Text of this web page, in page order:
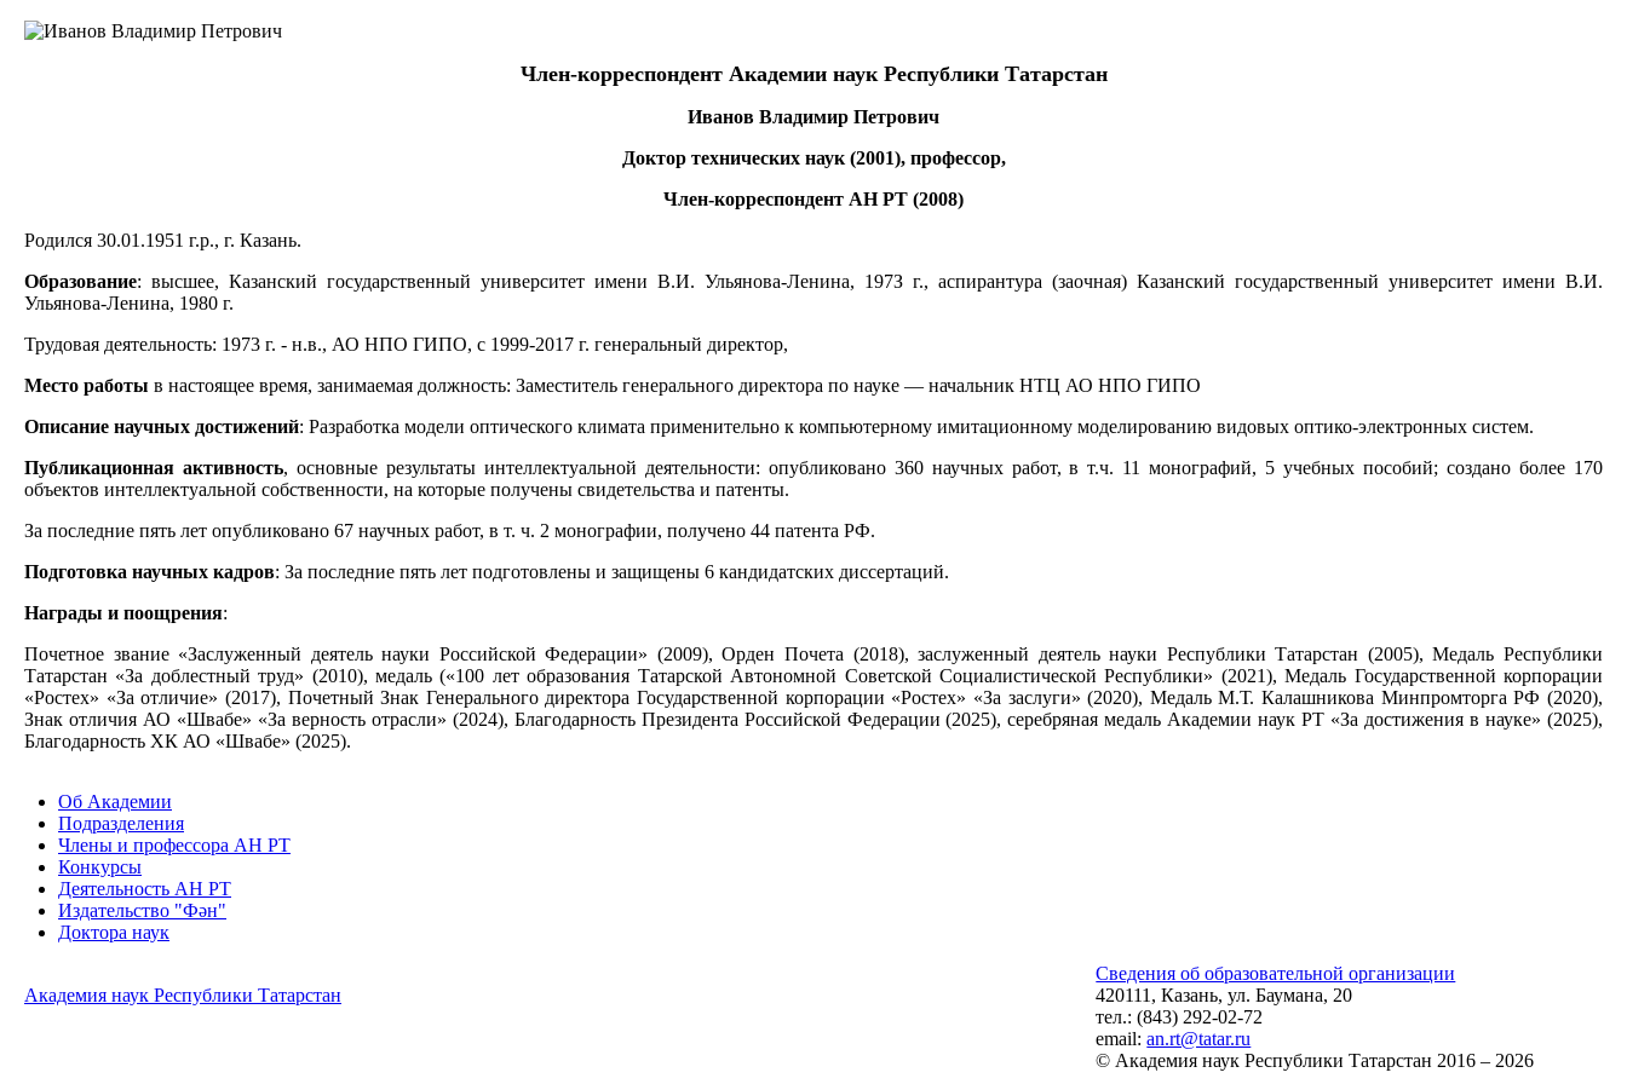
Член-корреспондент Академии наук Республики Татарстан
Иванов Владимир Петрович
Доктор технических наук (2001), профессор,
Член-корреспондент АН РТ (2008)
Родился 30.01.1951 г.р., г. Казань.
Образование: высшее, Казанский государственный университет имени В.И. Ульянова-Ленина, 197З г., аспирантура (заочная) Казанский государственный университет имени В.И.
Ульянова-Ленина, 1980 г.
Трудовая деятельность: 1973 г. - н.в., АО НПО ГИПО, с 1999-2017 г. генеральный директор,
Местo работы в настоящее время, занимаемая должность: Заместитель генерального директора по науке — начальник НТЦ АО НПО ГИПО
Описание научных достижений: Разработка модели оптического климата применительно к компьютерному имитационному моделированию видовых оптико-электронных систем.
Публикационная активность, основные результаты интеллектуальной деятельности: опубликовано 360 научных работ, в т.ч. 11 монографий, 5 учебных пособий; создано более 170
объектов интеллектуальной собственности, на которые получены свидетельства и патенты.
За последние пять лет опубликовано 67 научных работ, в т. ч. 2 монографии, получено 44 патента РФ.
Подготовка научных кадров: За последние пять лет подготовлены и защищены 6 кандидатских диссертаций.
Награды и поощрения:
Почетное звание «Заслуженный деятель науки Российской Федерации» (2009), Орден Почета (2018), заслуженный деятель науки Республики Татарстан (2005), Медаль Республики
Татарстан «За доблестный труд» (2010), медаль («100 лет образования Татарской Автономной Советской Социалистической Республики» (2021), Медаль Государственной корпорации
«Ростех» «За отличие» (2017), Почетный Знак Генерального директора Государственной корпорации «Ростех» «За заслуги» (2020), Медаль М.Т. Калашниковa Минпромторга РФ (2020),
Знак отличия АО «Швабе» «За верность отрасли» (2024), Благодарность Президента Российской Федерации (2025), серебряная медаль Академии наук РТ «За достижения в науке» (2025),
Благодарность ХК АО «Швабе» (2025).
Об Академии
Подразделения
Члены и профессора АН РТ
Конкурсы
Деятельность АН РТ
Издательство "Фән"
Доктора наук
Академия наук Республики Татарстан
Сведения об образовательной организации
420111, Казань, ул. Баумана, 20
тел.: (843) 292-02-72
email:an.rt@tatar.ru
© Академия наук Республики Татарстан 2016 – 2026